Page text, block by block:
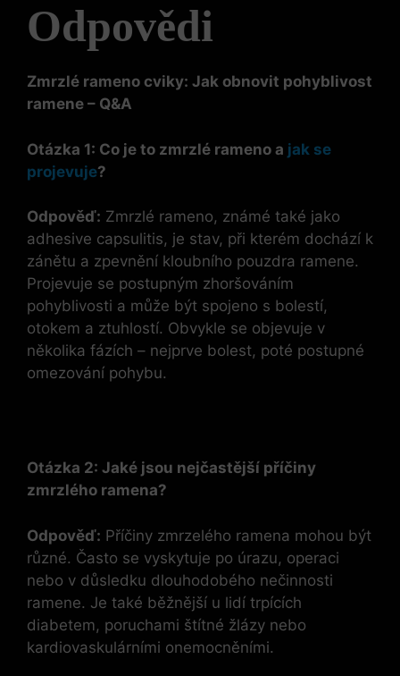
Odpovědi
Zmrzlé rameno cviky: Jak obnovit pohyblivost
ramene – Q&A
Otázka 1: Co je to zmrzlé rameno a jak se
projevuje?
Odpověď: Zmrzlé rameno, známé také jako
adhesive capsulitis, je stav, při kterém dochází k
zánětu a zpevnění kloubního pouzdra ramene.
Projevuje se postupným zhoršováním
pohyblivosti a může být spojeno s bolestí,
otokem a ztuhlostí. Obvykle se objevuje v
několika fázích – nejprve bolest, poté postupné
omezování pohybu.
Otázka 2: Jaké jsou nejčastější příčiny
zmrzlého ramena?
Odpověď: Příčiny zmrzelého ramena mohou být
různé. Často se vyskytuje po úrazu, operaci
nebo v důsledku dlouhodobého nečinnosti
ramene. Je také běžnější u lidí trpících
diabetem, poruchami štítné žlázy nebo
kardiovaskulárními onemocněními.